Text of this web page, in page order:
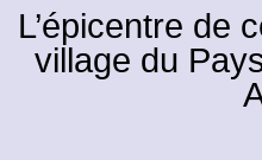
L’épicentre de
village du